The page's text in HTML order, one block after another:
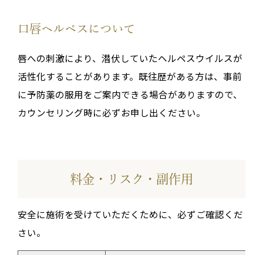
口唇ヘルペスについて
唇への刺激により、潜伏していたヘルペスウイルスが
活性化することがあります。既往歴がある方は、事前
に予防薬の服用をご案内できる場合がありますので、
カウンセリング時に必ずお申し出ください。
料金・リスク・副作用
安全に施術を受けていただくために、必ずご確認くだ
さい。